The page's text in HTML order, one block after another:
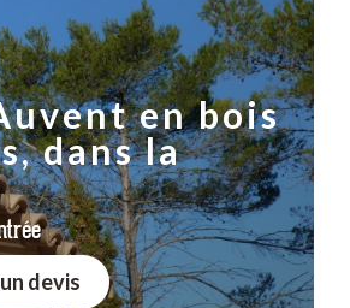
en bois
dans la
devis